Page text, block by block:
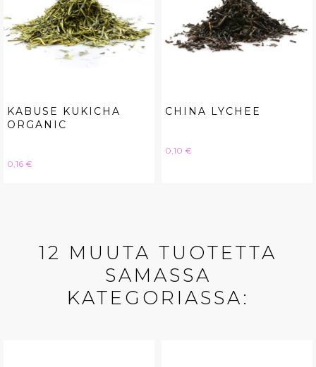
KABUSE KUKICHA
ORGANIC
Hinta
0,16 €
CHINA LYCHEE
Hinta
0,10 €
12 MUUTA TUOTETTA
SAMASSA
KATEGORIASSA: